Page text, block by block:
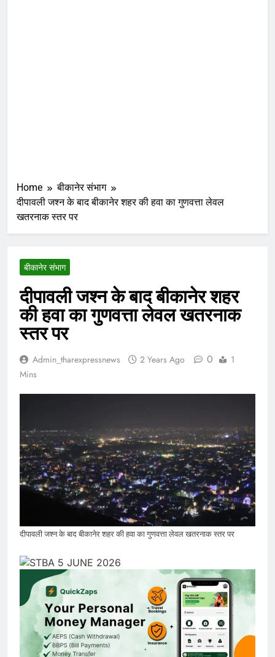
Home
बीकानेर संभाग
दीपावली जश्न के बाद बीकानेर शहर की हवा का गुणवत्ता लेवल
खतरनाक स्तर पर
बीकानेर संभाग
दीपावली जश्न के बाद बीकानेर शहर
की हवा का गुणवत्ता लेवल खतरनाक
स्तर पर
Admin_tharexpressnews 2 Years Ago 0
1
Mins
दीपावली जश्न के बाद बीकानेर शहर की हवा का गुणवत्ता लेवल खतरनाक स्तर पर